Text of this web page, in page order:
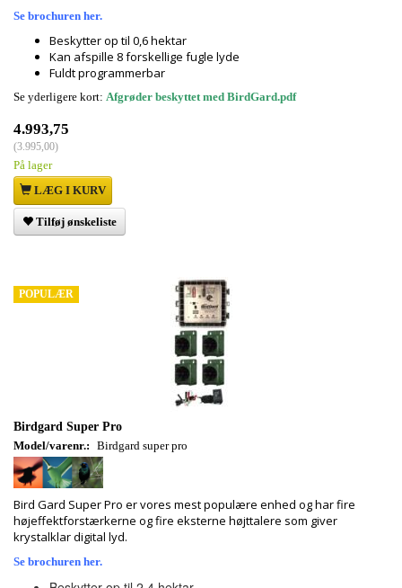
Se brochuren her.
Beskytter op til 0,6 hektar
Kan afspille 8 forskellige fugle lyde
Fuldt programmerbar
Se yderligere kort: Afgrøder beskyttet med BirdGard.pdf
4.993,75
(3.995,00)
På lager
LÆG I KURV
Tilføj ønskeliste
POPULÆR
Birdgard Super Pro
Model/varenr.: Birdgard super pro
Bird Gard Super Pro er vores mest populære enhed og har fire
højeffektforstærkerne og fire eksterne højttalere som giver
krystalklar digital lyd.
Se brochuren her.